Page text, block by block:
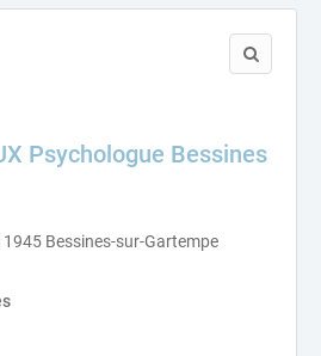
Psychologue Bessines
Bessines-sur-Gartempe